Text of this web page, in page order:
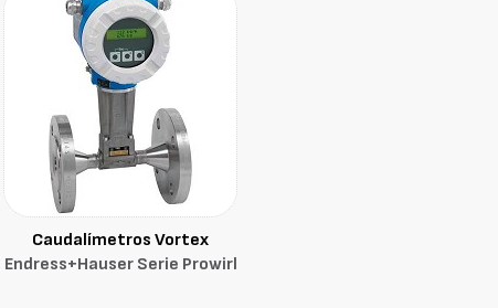
Caudalímetros Vortex
Endress+Hauser Serie Prowirl